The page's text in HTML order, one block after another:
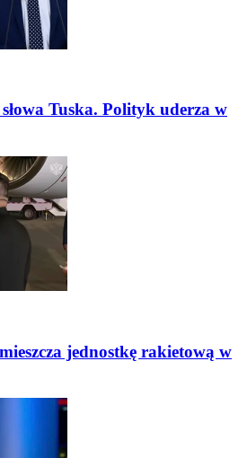
Tuska. Polityk uderza w
jednostkę rakietową w